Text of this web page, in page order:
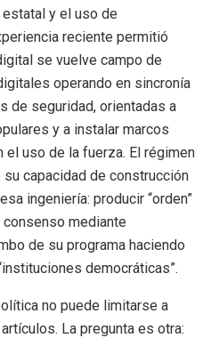
y el uso de
reciente permitió
se vuelve campo de
operando en sincronía
de seguridad, orientadas a
y a instalar marcos
uso de la fuerza. El régimen
capacidad de construcción
ingeniería: producir “orden”
mediante
de su programa haciendo
democráticas”.
no puede limitarse a
La pregunta es otra: